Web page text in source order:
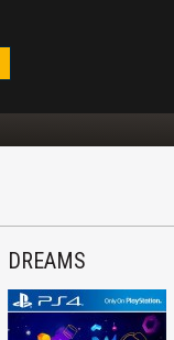
DREAMS